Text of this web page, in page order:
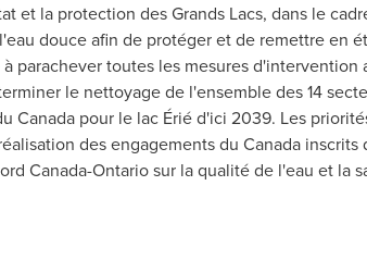
et la protection des Grands Lacs, dans le
douce afin de protéger et de remettre en
parachever toutes les mesures d'intervention
le nettoyage de l'ensemble des 14
Canada pour le lac Érié d'ici 2039. Les
des engagements du Canada
Canada-Ontario sur la qualité de l'eau et la